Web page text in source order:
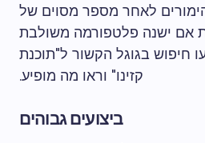
לאחר מספר מסוים של
אם ישנה פלטפורמה משולבת
חיפוש בגוגל הקשור ל"תוכנת
קזינו" וראו מה מופיע.
ביצועים גבוהים